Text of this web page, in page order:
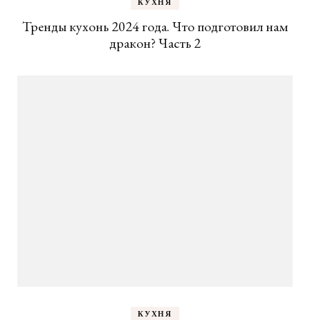
Тренды кухонь 2024 года. Что подготовил нам
дракон? Часть 2
КУХНЯ